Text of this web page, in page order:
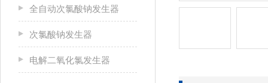
全自动次氯酸钠发生器
次氯酸钠发生器
电解二氧化氯发生器